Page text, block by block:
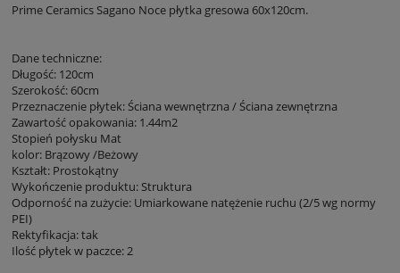
Prime Ceramics Sagano Noce płytka gresowa 60x120cm.
Dane techniczne:
Długość: 120cm
Szerokość: 60cm
Przeznaczenie płytek: Ściana wewnętrzna / Ściana zewnętrzna
Zawartość opakowania: 1.44m2
Stopień połysku Mat
kolor: Brązowy /Beżowy
Kształt: Prostokątny
Wykończenie produktu: Struktura
Odporność na zużycie: Umiarkowane natężenie ruchu (2/5 wg normy
PEI)
Rektyfikacja: tak
Ilość płytek w paczce: 2